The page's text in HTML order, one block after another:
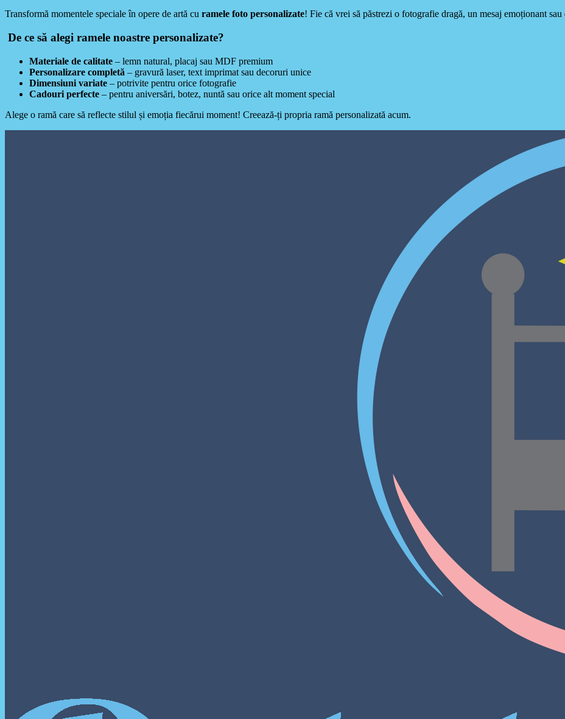
Transformă momentele speciale în opere de artă cu ramele foto personalizate! Fie că vrei să păstrezi o fotografie dragă, un mesaj emoționant
De ce să alegi ramele noastre personalizate?
Materiale de calitate – lemn natural, placaj sau MDF premium
Personalizare completă – gravură laser, text imprimat sau decoruri unice
Dimensiuni variate – potrivite pentru orice fotografie
Cadouri perfecte – pentru aniversări, botez, nuntă sau orice alt moment special
Alege o ramă care să reflecte stilul și emoția fiecărui moment! Creează-ți propria ramă personalizată acum.